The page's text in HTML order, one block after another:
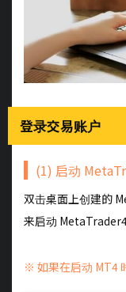
登录交易账户
(1) 启动
双击桌面上创建的
来启动 MetaTrader4
※ 如果在启动 MT4